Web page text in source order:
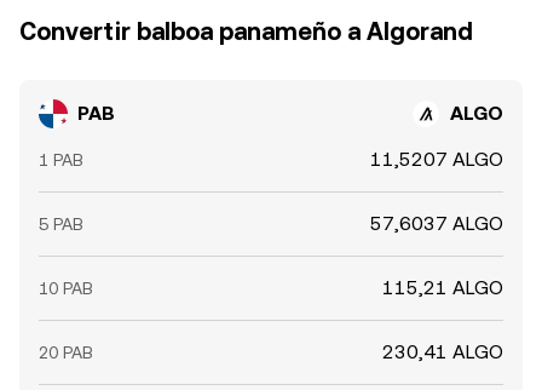
Convertir balboa panameño a Algorand
PAB ALGO
1 PAB 11,5207 ALGO
5 PAB 57,6037 ALGO
10 PAB 115,21 ALGO
20 PAB 230,41 ALGO